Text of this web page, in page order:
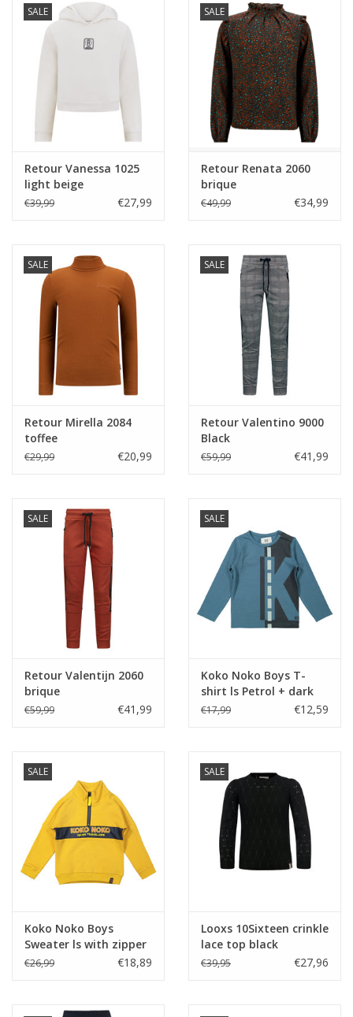
SALE
Retour Vanessa 1025
light beige
€39,99 €27,99
SALE
Retour Renata 2060
brique
€49,99 €34,99
SALE
Retour Mirella 2084
toffee
€29,99 €20,99
SALE
Retour Valentino 9000
Black
€59,99 €41,99
SALE
Retour Valentijn 2060
brique
€59,99 €41,99
SALE
Koko Noko Boys T-
shirt ls Petrol + dark
grey
€17,99 €12,59
SALE
Koko Noko Boys
Sweater ls with zipper
Ochre
€26,99 €18,89
SALE
Looxs 10Sixteen crinkle
lace top black
€39,95 €27,96